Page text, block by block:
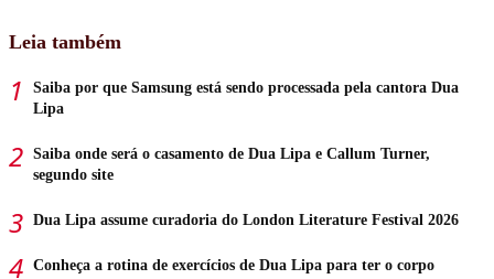
Leia também
Saiba por que Samsung está sendo processada pela cantora Dua
Lipa
Saiba onde será o casamento de Dua Lipa e Callum Turner,
segundo site
Dua Lipa assume curadoria do London Literature Festival 2026
Conheça a rotina de exercícios de Dua Lipa para ter o corpo